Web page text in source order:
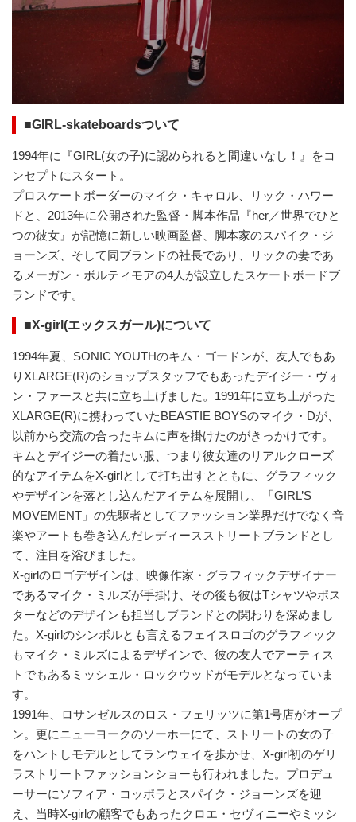
■GIRL-skateboardsついて
1994年に『GIRL(女の子)に認められると間違いなし！』をコ
ンセプトにスタート。
プロスケートボーダーのマイク・キャロル、リック・ハワー
ドと、2013年に公開された監督・脚本作品『her／世界でひと
つの彼女』が記憶に新しい映画監督、脚本家のスパイク・ジ
ョーンズ、そして同ブランドの社長であり、リックの妻であ
るメーガン・ボルティモアの4人が設立したスケートボードブ
ランドです。
■X-girl(エックスガール)について
1994年夏、SONIC YOUTHのキム・ゴードンが、友人でもあ
りXLARGE(R)のショップスタッフでもあったデイジー・ヴォ
ン・ファースと共に立ち上げました。1991年に立ち上がった
XLARGE(R)に携わっていたBEASTIE BOYSのマイク・Dが、
以前から交流の合ったキムに声を掛けたのがきっかけです。
キムとデイジーの着たい服、つまり彼女達のリアルクローズ
的なアイテムをX-girlとして打ち出すとともに、グラフィック
やデザインを落とし込んだアイテムを展開し、「GIRL’S
MOVEMENT」の先駆者としてファッション業界だけでなく音
楽やアートも巻き込んだレディースストリートブランドとし
て、注目を浴びました。
X-girlのロゴデザインは、映像作家・グラフィックデザイナー
であるマイク・ミルズが手掛け、その後も彼はTシャツやポス
ターなどのデザインも担当しブランドとの関わりを深めまし
た。X-girlのシンボルとも言えるフェイスロゴのグラフィック
もマイク・ミルズによるデザインで、彼の友人でアーティス
トでもあるミッシェル・ロックウッドがモデルとなっていま
す。
1991年、ロサンゼルスのロス・フェリッツに第1号店がオープ
ン。更にニューヨークのソーホーにて、ストリートの女の子
をハントしモデルとしてランウェイを歩かせ、X-girl初のゲリ
ラストリートファッションショーも行われました。プロデュ
ーサーにソフィア・コッポラとスパイク・ジョーンズを迎
え、当時X-girlの顧客でもあったクロエ・セヴィニーやミッシ